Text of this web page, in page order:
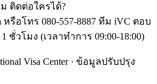
ติดต่อใครได้?
รือโทร 080-557-8887 ทีม iVC ตอบ
วโมง (เวลาทำการ 09:00-18:00)
Visa Center · ข้อมูลปรับปรุง